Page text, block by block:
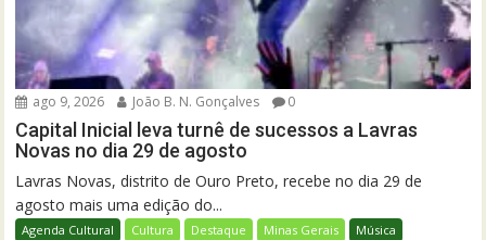
ago 9, 2026 João B. N. Gonçalves 0
Capital Inicial leva turnê de sucessos a Lavras
Novas no dia 29 de agosto
Lavras Novas, distrito de Ouro Preto, recebe no dia 29 de
agosto mais uma edição do...
Agenda Cultural Cultura Destaque Minas Gerais
Música